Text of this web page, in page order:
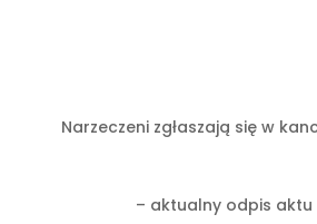
Narzeczeni zgłaszają się w
– aktualny odpis aktu